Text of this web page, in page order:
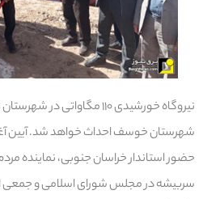
شهرستان خوسف احداث خواهد شد. آیین آغاز
حضور استاندار خراسان جنوبی، نماینده
سربیشه در مجلس شورای اسلامی و جمعی